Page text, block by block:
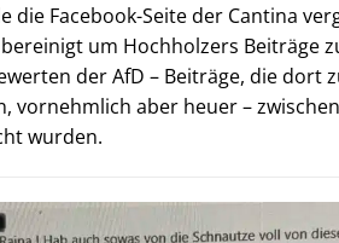
die Facebook-Seite der Cantina
um Hochholzers Beiträge
der AfD – Beiträge, die dort
vornehmlich aber heuer –
wurden.